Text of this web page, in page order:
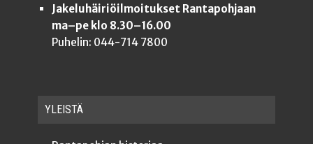
Jakeluhäiriöilmoitukset Rantapohjaan
ma–pe klo 8.30–16.00
Puhelin: 044-714 7800
YLEISTÄ